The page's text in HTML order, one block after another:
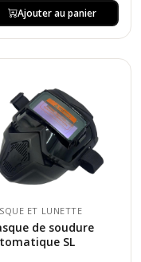
Ajouter au panier
ET LUNETTE
de soudure
SL